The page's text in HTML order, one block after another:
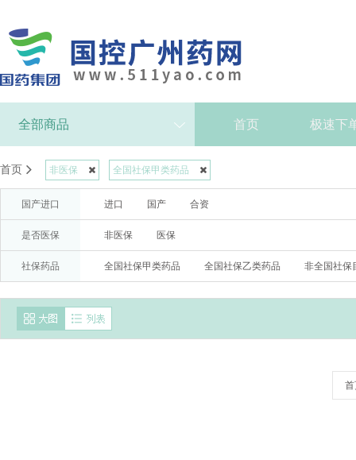
全部商品 首页 极速下
首页 非医保 全国社保甲类药品
国产进口 进口 国产 合资
是否医保 非医保 医保
社保药品 全国社保甲类药品 全国社保乙类药品 非全国社保
首